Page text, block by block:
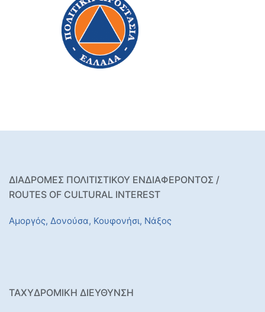
ΔΙΑΔΡΟΜΕΣ ΠΟΛΙΤΙΣΤΙΚΟΥ ΕΝΔΙΑΦΕΡΟΝΤΟΣ /
ROUTES OF CULTURAL INTEREST
Αμοργός, Δονούσα, Κουφονήσι, Νάξος
ΤΑΧΥΔΡΟΜΙΚΉ ΔΙΕΎΘΥΝΣΗ